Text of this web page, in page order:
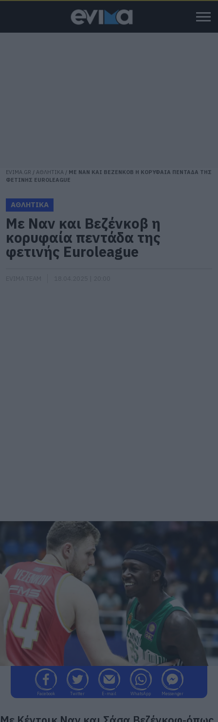
EVIMA.GR / ΑΘΛΗΤΙΚΑ / ΜΕ ΝΑΝ ΚΑΙ ΒΕΖΕΝΚΟΒ Η ΚΟΡΥΦΑΙΑ ΠΕΝΤΑΔΑ ΤΗΣ
ΦΕΤΙΝΗΣ EUROLEAGUE
ΑΘΛΗΤΙΚΑ
Με Ναν και Βεζένκοβ η
κορυφαία πεντάδα της
φετινής Euroleague
Facebook Twitter E-mail WhatsApp Messenger